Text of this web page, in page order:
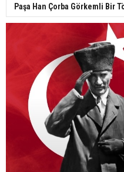
Paşa Han Çorba Görkemli Bir